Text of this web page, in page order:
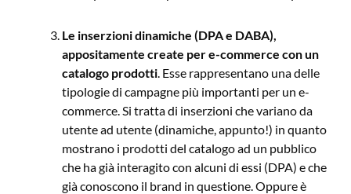
Le inserzioni dinamiche (DPA e DABA),
appositamente create per e-commerce con un
catalogo prodotti . Esse rappresentano una delle
tipologie di campagne più importanti per un e-
commerce. Si tratta di inserzioni che variano da
utente ad utente (dinamiche, appunto!) in quanto
mostrano i prodotti del catalogo ad un pubblico
che ha già interagito con alcuni di essi (DPA) e che
già conoscono il brand in questione. Oppure è